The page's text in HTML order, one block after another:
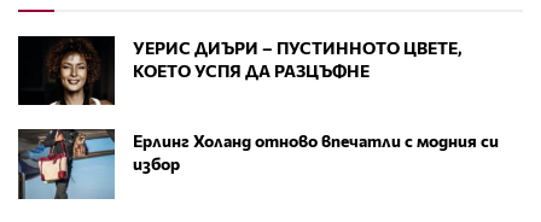
УЕРИС ДИЪРИ – ПУСТИННОТО ЦВЕТЕ,
КОЕТО УСПЯ ДА РАЗЦЪФНЕ
Ерлинг Холанд отново впечатли с модния си
избор